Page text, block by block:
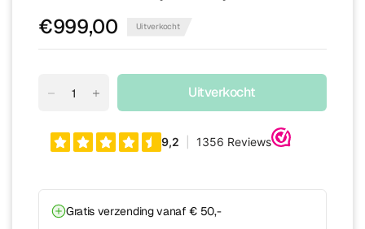
€999,00 Uitverkocht
Uitverkocht
Gratis verzending vanaf € 50,-